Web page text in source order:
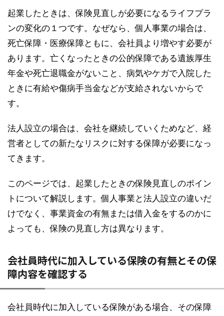
起業したときは、保険見直しが必要になるライフプラ
ンの変化の１つです。なぜなら、個人事業の場合は、
死亡保障・医療保障ともに、会社員より増やす必要が
あります。亡くなったときの公的保障である遺族厚生
年金や死亡退職金がないこと、病気やケガで入院した
ときに有給や傷病手当金などが支給されないからで
す。
法人設立の場合は、会社を継続していくためなど、経
営者としての新たなリスクに対する保障が必要になっ
てきます。
このページでは、起業したときの保険見直しのポイン
トについて解説します。個人事業と法人設立の違いだ
けでなく、事業資金の有無または借入金をするのかに
よっても、保険の見直し方は異なります。
会社員時代に加入している保険の有無とその保
障内容を確認する
会社員時代に加入している保険がある場合、その保障